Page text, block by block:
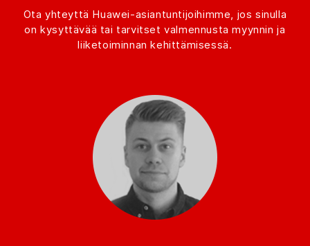
Ota yhteyttä Huawei-asiantuntijoihimme, jos sinulla
on kysyttävää tai tarvitset valmennusta myynnin ja
liiketoiminnan kehittämisessä.